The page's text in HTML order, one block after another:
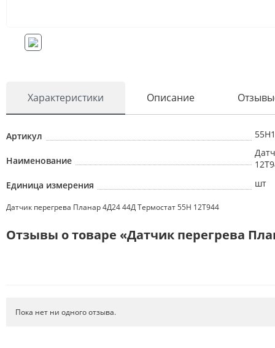
Характеристики Описание
Артикул
Наименование
Единица измерения
шт
Датчик перегрева Планар 4Д24 44Д Термостат 55Н 12Т944
Отзывы о товаре «Датчик перегрева
Пока нет ни одного отзыва.